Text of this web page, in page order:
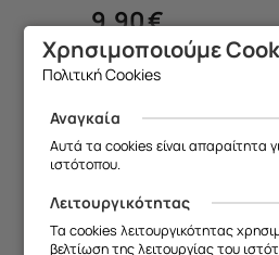
9,90€
Χρησιμοποιούμε
Πολιτική Cookies
Αναγκαία
Αυτά τα cookies είναι απαραίτητα
ιστότοπου.
Λειτουργικότητας
Τα cookies λειτουργικότητας
βελτίωση της λειτουργίας του